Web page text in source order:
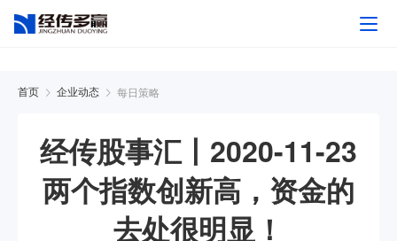
首页 企业动态 每日策略
经传股事汇丨2020-11-23
两个指数创新高，资金的
去处很明显！